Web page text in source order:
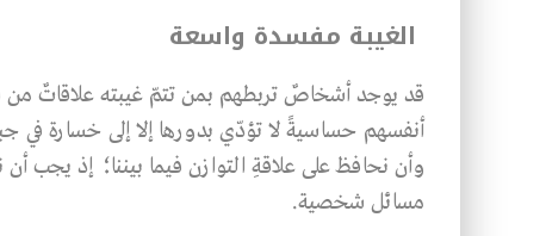
الغيبة مفسدة واسعة
قد يوجد أشخاصٌ تربطهم بمن تتمّ غيبته علاقاتٌ من
أنفسهم حساسيةً لا تؤدّي بدورها إلا إلى خسارة في
وأن نحافظ على علاقةِ التوازن فيما بيننا؛ إذ يجب أن
مسائل شخصية.